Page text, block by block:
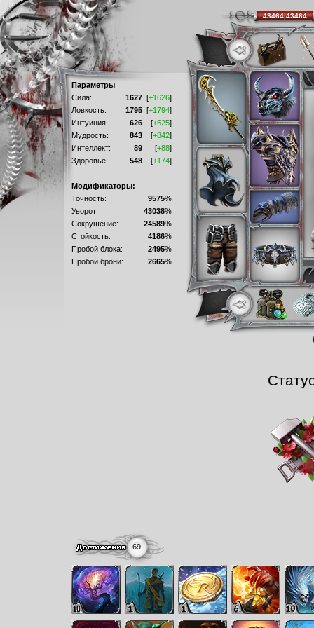
Параметры
Сила:
1627 [+1626]
Ловкость:
1795 [+1794]
Интуиция:
626 [+625]
Мудрость:
843 [+842]
Интеллект:
89 [+88]
Здоровье:
548 [+174]
Модификаторы:
Точность:
9575%
Уворот:
43038%
Сокрушение:
24589%
Стойкость:
4186%
Пробой блока:
2495%
Пробой брони:
2665%
69
43464|43464